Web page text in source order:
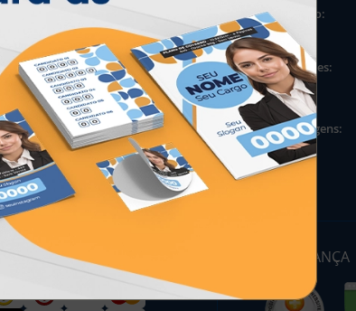
Garantia
Montagem e Fechamento de
Arquivo
Perguntas Frequentes
Horário:
Telefones:
Mensagens:
SEGURANÇA